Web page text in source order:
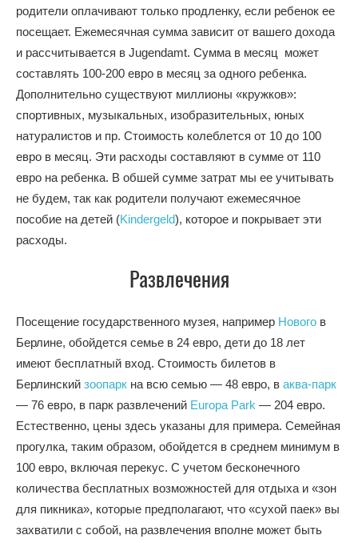
родители оплачивают только продленку, если ребенок ее
посещает. Ежемесячная сумма зависит от вашего дохода
и рассчитывается в Jugendamt. Сумма в месяц может
составлять 100-200 евро в месяц за одного ребенка.
Дополнительно существуют миллионы «кружков»:
спортивных, музыкальных, изобразительных, юных
натуралистов и пр. Стоимость колеблется от 10 до 100
евро в месяц. Эти расходы составляют в сумме от 110
евро на ребенка. В обшей сумме затрат мы ее учитывать
не будем, так как родители получают ежемесячное
пособие на детей (Kindergeld), которое и покрывает эти
расходы.
Развлечения
Посещение государственного музея, например Нового в
Берлине, обойдется семье в 24 евро, дети до 18 лет
имеют бесплатный вход. Стоимость билетов в
Берлинский зоопарк на всю семью — 48 евро, в аква-парк
— 76 евро, в парк развлечений Europa Park — 204 евро.
Естественно, цены здесь указаны для примера. Семейная
прогулка, таким образом, обойдется в среднем минимум в
100 евро, включая перекус. С учетом бесконечного
количества бесплатных возможностей для отдыха и «зон
для пикника», которые предполагают, что «сухой паек» вы
захватили с собой, на развлечения вполне может быть